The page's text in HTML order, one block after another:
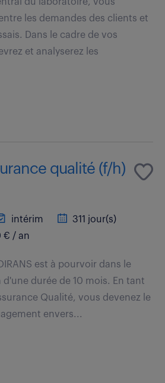
les demandes des clients et
Dans le cadre de vos
et analyserez les
qualité (f/h)
intérim
311 jour(s)
€ / an
est à pourvoir dans le
durée de 10 mois. En tant
Qualité, vous devenez le
envers...